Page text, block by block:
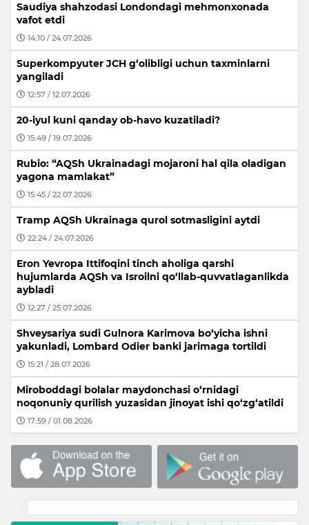
Saudiya shahzodasi Londondagi mehmonxonada
vafot etdi
14:10 / 24.07.2026
Superkompyuter JCH g‘olibligi uchun taxminlarni
yangiladi
12:57 / 12.07.2026
20-iyul kuni qanday ob-havo kuzatiladi?
15:49 / 19.07.2026
Rubio: “AQSh Ukrainadagi mojaroni hal qila oladigan
yagona mamlakat”
15:45 / 22.07.2026
Tramp AQSh Ukrainaga qurol sotmasligini aytdi
22:24 / 24.07.2026
Eron Yevropa Ittifoqini tinch aholiga qarshi
hujumlarda AQSh va Isroilni qo‘llab-quvvatlaganlikda
aybladi
12:27 / 25.07.2026
Shveysariya sudi Gulnora Karimova bo‘yicha ishni
yakunladi, Lombard Odier banki jarimaga tortildi
15:21 / 28.07.2026
Miroboddagi bolalar maydonchasi o‘rnidagi
noqonuniy qurilish yuzasidan jinoyat ishi qo‘zg‘atildi
17:59 / 01.08.2026